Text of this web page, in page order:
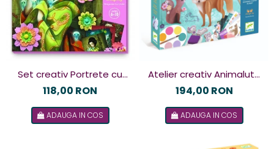
Set creativ Portrete cu
flori din hartie, Djeco
118,00 RON
ADAUGA IN COS
Atelier creativ Animalute
dragalase, Djeco
194,00 RON
ADAUGA IN COS